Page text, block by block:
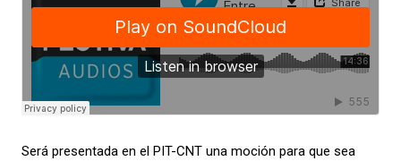
Será presentada en el PIT-CNT una moción para que sea